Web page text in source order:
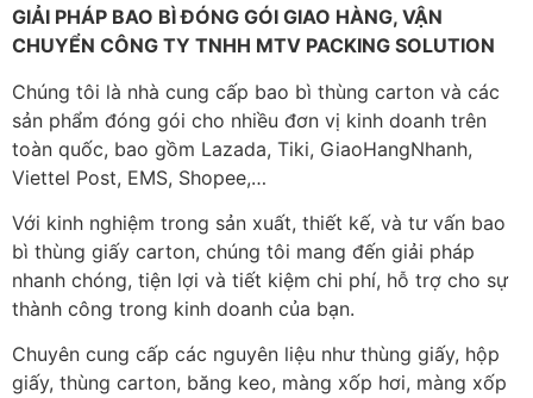
GIẢI PHÁP BAO BÌ ĐÓNG GÓI GIAO HÀNG, VẬN
CHUYỂN CÔNG TY TNHH MTV PACKING SOLUTION
Chúng tôi là nhà cung cấp bao bì thùng carton và các
sản phẩm đóng gói cho nhiều đơn vị kinh doanh trên
toàn quốc, bao gồm Lazada, Tiki, GiaoHangNhanh,
Viettel Post, EMS, Shopee,…
Với kinh nghiệm trong sản xuất, thiết kế, và tư vấn bao
bì thùng giấy carton, chúng tôi mang đến giải pháp
nhanh chóng, tiện lợi và tiết kiệm chi phí, hỗ trợ cho sự
thành công trong kinh doanh của bạn.
Chuyên cung cấp các nguyên liệu như thùng giấy, hộp
giấy, thùng carton, băng keo, màng xốp hơi, màng xốp